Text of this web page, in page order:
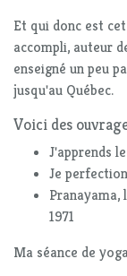
Et qui donc est
accompli, auteur
enseigné un peu
jusqu'au Québec.
Voici des
J'apprends
Je
Pranayama,
1971
Ma séance de